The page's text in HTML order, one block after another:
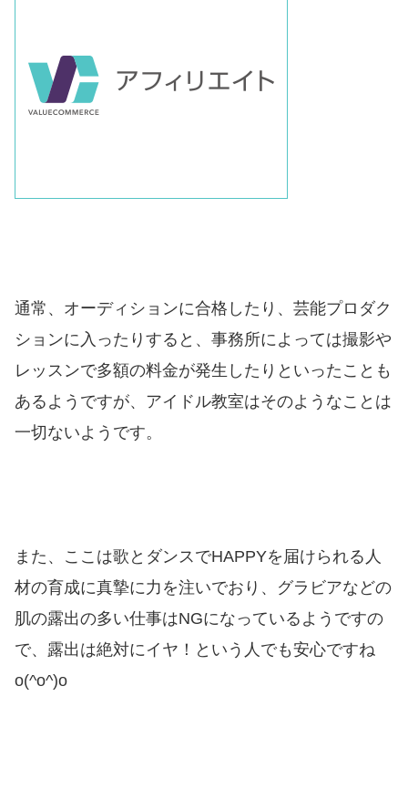
通常、オーディションに合格したり、芸能プロダク
ションに入ったりすると、事務所によっては撮影や
レッスンで多額の料金が発生したりといったことも
あるようですが、 アイドル教室はそのようなことは
一切ないようです。
また、ここは歌とダンスでHAPPYを 届けられる人
材の育成に真摯に力を注いでおり、 グラビアなどの
肌の露出の多い仕事はNGになっている ようですの
で、露出は絶対にイヤ！という人でも安心ですね
o(^o^)o